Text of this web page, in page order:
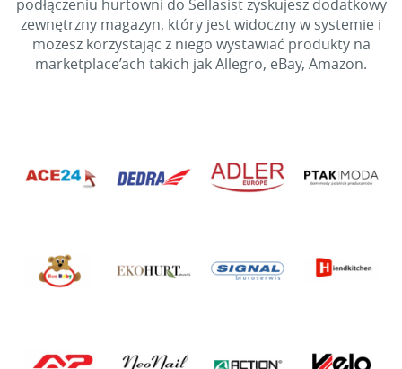
podłączeniu hurtowni do Sellasist zyskujesz dodatkowy
zewnętrzny magazyn, który jest widoczny w systemie i
możesz korzystając z niego wystawiać produkty na
marketplace’ach takich jak Allegro, eBay, Amazon.